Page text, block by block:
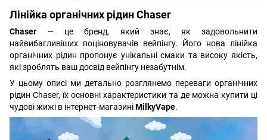
Лінійка органічних рідин Chaser
Chaser — це бренд, який знає, як задовольнити
найвибагливіших поціновувачів вейпінгу. Його нова лінійка
органічних рідин пропонує унікальні смаки та високу якість,
які зроблять ваш досвід вейпінгу незабутнім.
У цьому описі ми детально розглянемо переваги органічних
рідин Chaser, їх основні характеристики та де можна купити ці
чудові жижі в інтернет-магазиніMilkyVape.